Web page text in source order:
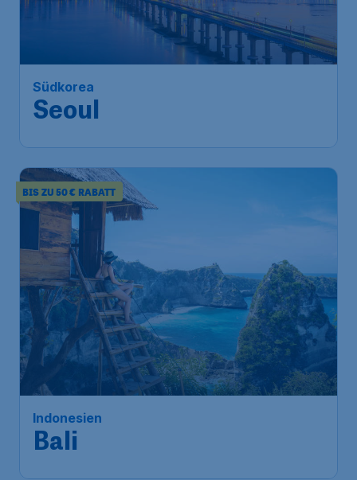
Südkorea
Seoul
BIS ZU 50 € RABATT
Indonesien
Bali